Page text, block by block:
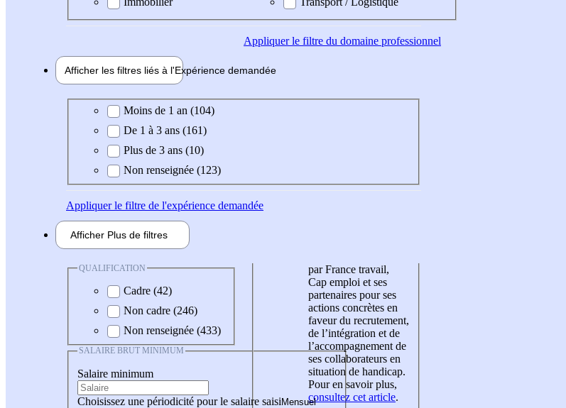
Appliquerle filtre du domaine professionnel
Afficher les filtres liés à l'Expérience demandée
Expérience demandée
Moins de 1 an (104)
De 1 à 3 ans (161)
Plus de 3 ans (10)
Non renseignée (123)
Appliquerle filtre de l'expérience demandée
Afficher Plus de filtres
QUALIFICATION
Cadre (42)
Non cadre (246)
Non renseignée (433)
SALAIRE BRUT MINIMUM
Salaire minimum
Choisissez une périodicité pour le salaire saisi
par France travail,
Cap emploi et ses
partenaires pour ses
actions concrètes en
faveur du recrutement,
de l’intégration et de
l’accompagnement de
ses collaborateurs en
situation de handicap.
Pour en savoir plus,
consultez cet article.